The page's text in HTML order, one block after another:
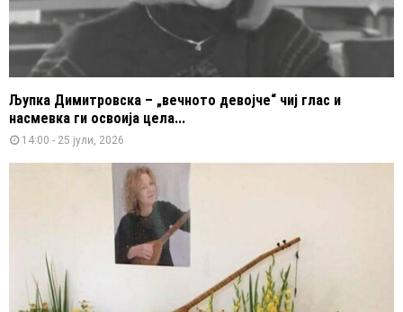
Љупка Димитровска – „вечното девојче“ чиј глас и
насмевка ги освоија цела...
14:00 - 25 јули, 2026